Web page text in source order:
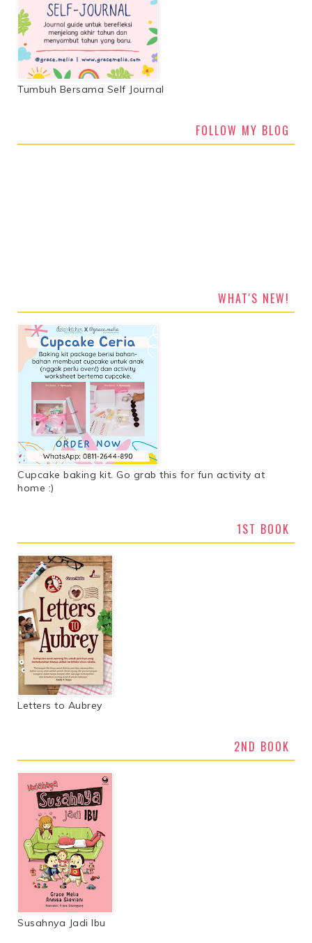
Tumbuh Bersama Self Journal
FOLLOW MY BLOG
WHAT'S NEW!
Cupcake baking kit. Go grab this for fun activity at
home :)
1ST BOOK
Letters to Aubrey
2ND BOOK
Susahnya Jadi Ibu